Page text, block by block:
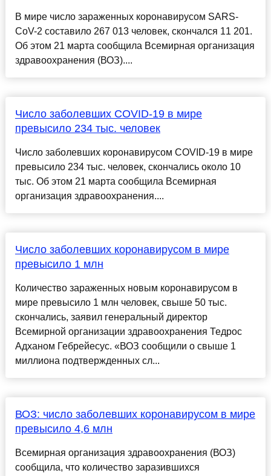
В мире число зараженных коронавирусом SARS-
CoV-2 составило 267 013 человек, скончался 11 201.
Об этом 21 марта сообщила Всемирная организация
здравоохранения (ВОЗ)....
Число заболевших COVID-19 в мире
превысило 234 тыс. человек
Число заболевших коронавирусом COVID-19 в мире
превысило 234 тыс. человек, скончались около 10
тыс. Об этом 21 марта сообщила Всемирная
организация здравоохранения....
Число заболевших коронавирусом в мире
превысило 1 млн
Количество зараженных новым коронавирусом в
мире превысило 1 млн человек, свыше 50 тыс.
скончались, заявил генеральный директор
Всемирной организации здравоохранения Тедрос
Адханом Гебрейесус. «ВОЗ сообщили о свыше 1
миллиона подтвержденных сл...
ВОЗ: число заболевших коронавирусом в мире
превысило 4,6 млн
Всемирная организация здравоохранения (ВОЗ)
сообщила, что количество заразившихся